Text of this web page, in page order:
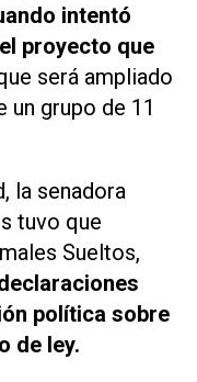
intentó
proyecto que
será ampliado
grupo de 11
, la senadora
tuvo que
Sueltos,
política sobre
de ley.